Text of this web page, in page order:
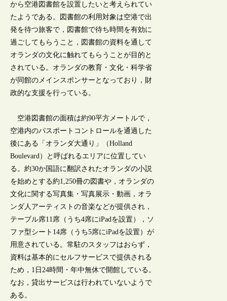
から空港図書館を設置したいと考えられてい
たようである。図書館の利用対象は空港で出
発を待つ旅客で，図書館で待ち時間を有効に
過ごしてもらうこと，図書館の資料を通して
オランダの文化に触れてもらうことが目的と
されている。オランダの教育・文化・科学省
が同館のメインスポンサーとなっており，財
政的な支援を行っている。
空港図書館の面積は約90平方メートルで，
空港内のパスポートコントロールを通過した
後にある「オランダ大通り」（Holland
Boulevard）と呼ばれるエリアに位置してい
る。約30か国語に翻訳されたオランダの小説
を始めとする約1,250冊の図書や，オランダの
文化に関する写真集・写真展示・動画，オラ
ンダ人アーティストの音楽などが提供され，
テーブル席11席（うち4席にiPadを設置），ソ
ファ型シート14席（うち5席にiPadを設置）が
用意されている。常駐のスタッフはおらず，
資料は基本的にセルフサービスで提供される
ため，1日24時間・年中無休で開館している。
なお，貸出サービスは行われていないようで
ある。